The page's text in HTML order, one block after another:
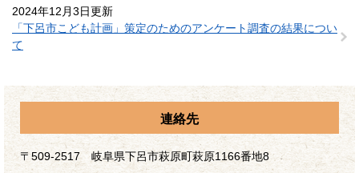
2024年12月3日更新
「下呂市こども計画」策定のためのアンケート調査の結果につい
て
連絡先
〒509-2517 岐阜県下呂市萩原町萩原1166番地8